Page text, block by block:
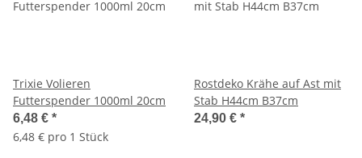
Trixie Volieren
Futterspender 1000ml 20cm
6,48 € *
6,48 € pro 1 Stück
Rostdeko Krähe auf Ast mit
Stab H44cm B37cm
24,90 € *